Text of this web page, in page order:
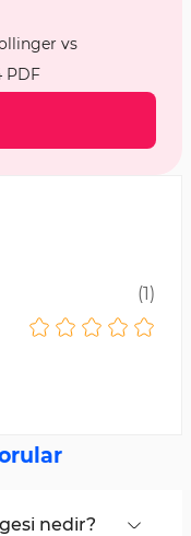
vs
PDF
(1)
nedir?